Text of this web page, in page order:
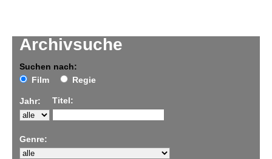
Archivsuche
Suchen nach:
Film
Regie
Jahr: Titel:
Genre: